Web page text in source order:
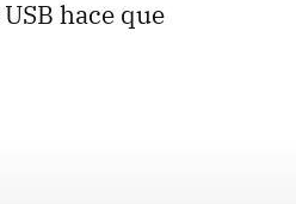
USB hace que